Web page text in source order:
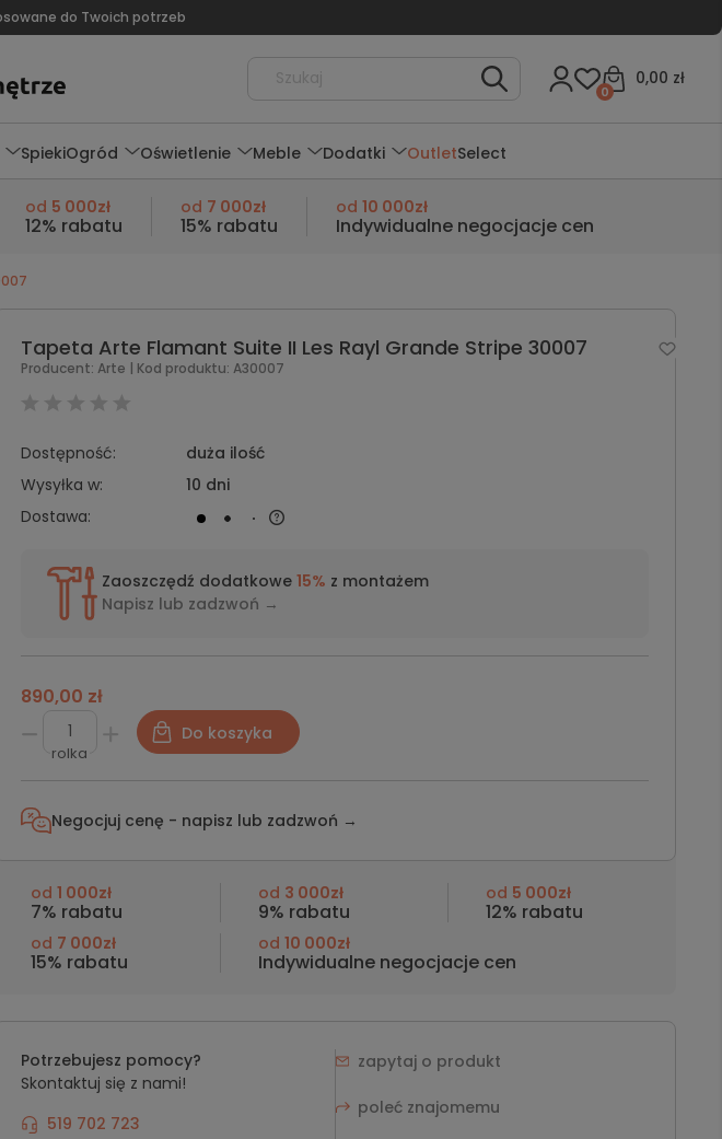
do Twoich potrzeb
0,00 zł
0
SpiekiOgród Oświetlenie Meble Dodatki OutletSelect
od 5 000zł
12% rabatu
od 7 000zł
15% rabatu
od 10 000zł
Indywidualne negocjacje cen
Tapeta Arte Flamant Suite II Les Rayl Grande Stripe 30007
Producent: Arte | Kod produktu: A30007
Dostępność:
duża ilość
Wysyłka w:
10 dni
Dostawa:
Zaoszczędź dodatkowe 15% z montażem
Napisz lub zadzwoń →
890,00 zł
rolka
Do koszyka
Negocjuj cenę - napisz lub zadzwoń →
od 1 000zł
7% rabatu
od 3 000zł
9% rabatu
od 5 000zł
12% rabatu
od 7 000zł
15% rabatu
od10 000zł
Indywidualne negocjacje cen
Potrzebujesz pomocy?
Skontaktuj się z nami!
519 702 723
zapytaj o produkt
poleć znajomemu